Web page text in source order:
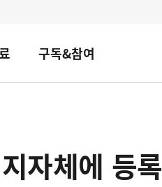
구독&참여
자체에 등록